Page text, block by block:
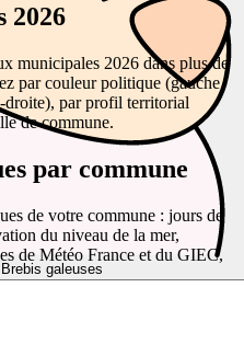
Brebis galeuses
2026
municipales 2026 dans plus de
par couleur politique (gauche,
droite), par profil territorial
de commune.
par commune
de votre commune : jours de
du niveau de la mer,
de Météo France et du GIEC,